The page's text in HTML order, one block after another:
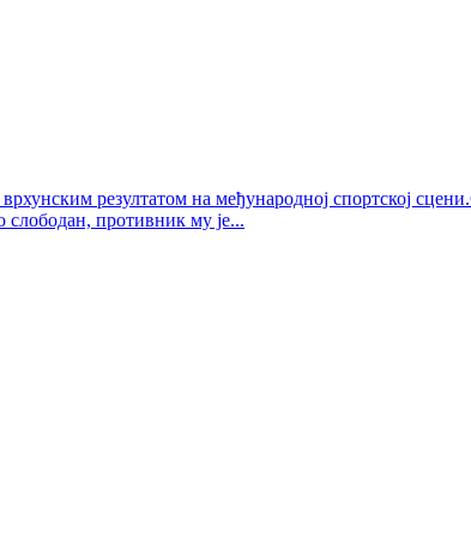
резултатом на међународној спортској
противник му је...